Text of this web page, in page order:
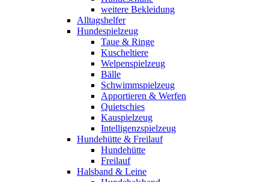
weitere Bekleidung
Alltagshelfer
Hundespielzeug
Taue & Ringe
Kuscheltiere
Welpenspielzeug
Bälle
Schwimmspielzeug
Apportieren & Werfen
Quietschies
Kauspielzeug
Intelligenzspielzeug
Hundehütte & Freilauf
Hundehütte
Freilauf
Halsband & Leine